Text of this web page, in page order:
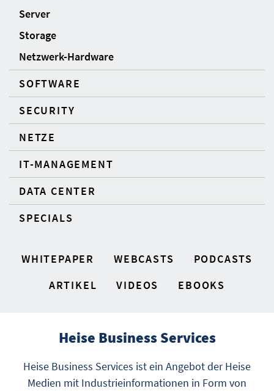
Server
Storage
Netzwerk-Hardware
SOFTWARE
SECURITY
NETZE
IT-MANAGEMENT
DATA CENTER
SPECIALS
WHITEPAPER WEBCASTS
PODCASTS
ARTIKEL
VIDEOS EBOOKS
Heise Business Services
Heise Business Services ist ein Angebot der Heise
Medien mit Industrieinformationen in Form von